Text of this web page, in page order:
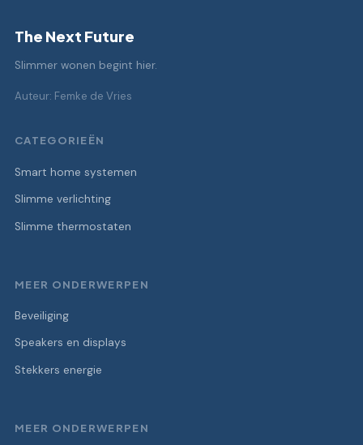
The Next Future
Slimmer wonen begint hier.
Auteur: Femke de Vries
CATEGORIEËN
Smart home systemen
Slimme verlichting
Slimme thermostaten
MEER ONDERWERPEN
Beveiliging
Speakers en displays
Stekkers energie
MEER ONDERWERPEN